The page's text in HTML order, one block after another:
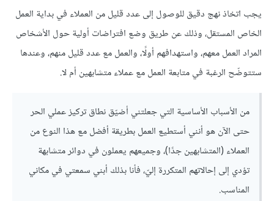
يجب اتخاذ نهج دقيق للوصول إلى عدد قليل من العملاء في بداية العمل
الخاص المستقل، وذلك عن طريق وضع افتراضات أولية حول الأشخاص
المراد العمل معهم، واستهدافهم أولًا، والعمل مع عدد قليل منهم، وعندها
ستتوضّح الرغبة في متابعة العمل مع عملاء متشابهين أم لا.
من الأسباب الأساسية التي جعلتني أضيّق نطاق تركيز عملي الحر
حتى الآن هو أنني أستطيع العمل بطريقة أفضل مع هذا النوع من
العملاء (المتشابهين جدًا)، وجميعهم يعملون في دوائر متشابهة
تؤدي إلى إحالاتهم المتكررة إليّ، فأنا بذلك أبني سمعتي في مكاني
المناسب.